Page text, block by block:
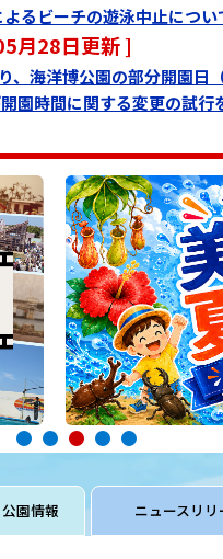
るビーチの遊泳中止につい
月28日更新 ]
、海洋博公園の部分開園日
園時間に関する変更の試行
公園情報 ニュースリリ